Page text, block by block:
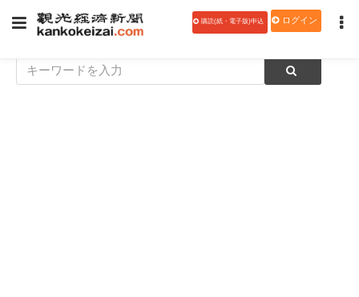
購読(紙・電子版)申込 ログイン